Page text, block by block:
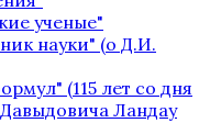
ученые"
науки" (о Д.И.
(115 лет со дня
Ландау